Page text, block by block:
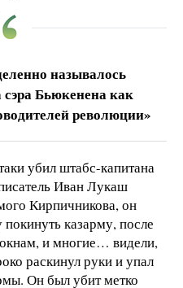
называлось
Бьюкенена как
революции»
убил штабс-капитана
Иван Лукаш
Кирпичникова, он
казарму, после
и многие… видели,
раскинул руки и упал
Он был убит метко